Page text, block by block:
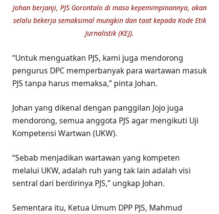
Johan berjanji, PJS Gorontalo di masa kepemimpinannya, akan
selalu bekerja semaksimal mungkin dan taat kepada Kode Etik
Jurnalistik (KEJ).
“Untuk menguatkan PJS, kami juga mendorong
pengurus DPC memperbanyak para wartawan masuk
PJS tanpa harus memaksa,” pinta Johan.
Johan yang dikenal dengan panggilan Jojo juga
mendorong, semua anggota PJS agar mengikuti Uji
Kompetensi Wartwan (UKW).
“Sebab menjadikan wartawan yang kompeten
melalui UKW, adalah ruh yang tak lain adalah visi
sentral dari berdirinya PJS,” ungkap Johan.
Sementara itu, Ketua Umum DPP PJS, Mahmud